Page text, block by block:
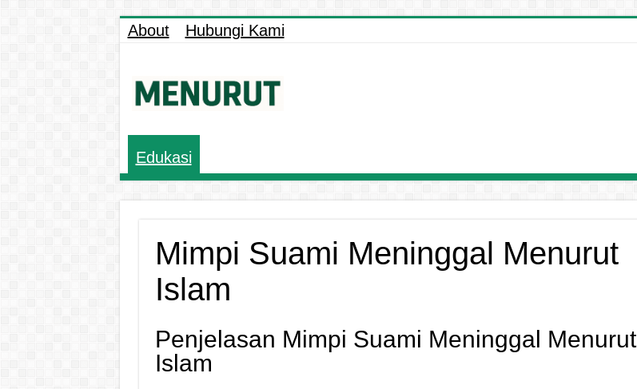
About
Hubungi Kami
Edukasi
Mimpi Suami Meninggal Menurut
Islam
Penjelasan Mimpi Suami Meninggal Menurut
Islam